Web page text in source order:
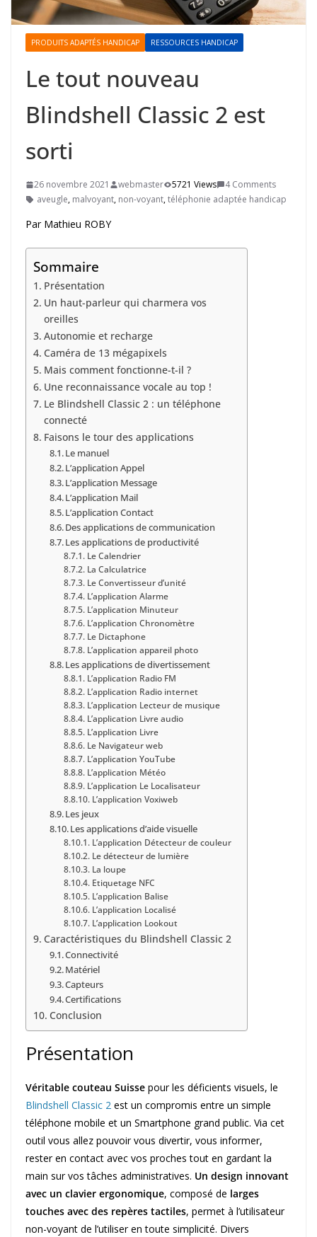
PRODUITS ADAPTÉS HANDICAP RESSOURCES HANDICAP
Le tout nouveau
Blindshell Classic 2 est
sorti
26 novembre 2021 webmaster 5721 Views
4 Comments
aveugle, malvoyant, non-voyant,téléphonie adaptée handicap
Par Mathieu ROBY
Sommaire
Présentation
Un haut-parleur qui charmera vos
oreilles
Autonomie et recharge
Caméra de 13 mégapixels
Mais comment fonctionne-t-il ?
Une reconnaissance vocale au top !
Le Blindshell Classic 2 : un téléphone
connecté
Faisons le tour des applications
Le manuel
L’application Appel
L’application Message
L’application Mail
L’application Contact
Des applications de communication
Les applications de productivité
Le Calendrier
La Calculatrice
Le Convertisseur d’unité
L’application Alarme
L’application Minuteur
L’application Chronomètre
Le Dictaphone
L’application appareil photo
Les applications de divertissement
L’application Radio FM
L’application Radio internet
L’application Lecteur de musique
L’application Livre audio
L’application Livre
Le Navigateur web
L’application YouTube
L’application Météo
L’application Le Localisateur
L’application Voxiweb
Les jeux
Les applications d’aide visuelle
L’application Détecteur de couleur
Le détecteur de lumière
La loupe
Etiquetage NFC
L’application Balise
L’application Localisé
L’application Lookout
Caractéristiques du Blindshell Classic 2
Connectivité
Matériel
Capteurs
Certifications
Conclusion
Présentation
Véritable couteau Suisse pour les déficients visuels, le
Blindshell Classic 2 est un compromis entre un simple
téléphone mobile et un Smartphone grand public. Via cet
outil vous allez pouvoir vous divertir, vous informer,
rester en contact avec vos proches tout en gardant la
main sur vos tâches administratives. Un design innovant
avec un clavier ergonomique, composé de larges
touches avec des repères tactiles, permet à l’utilisateur
non-voyant de l’utiliser en toute simplicité. Divers